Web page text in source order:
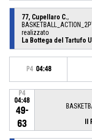
77, Cupellaro C.,
realizzato
La Bottega del Tartufo
P4 04:48
P4
04:48
49-
63